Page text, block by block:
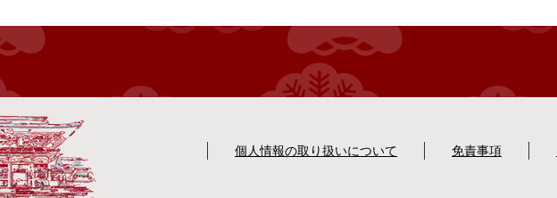
個人情報の取り扱いについて 免責事項